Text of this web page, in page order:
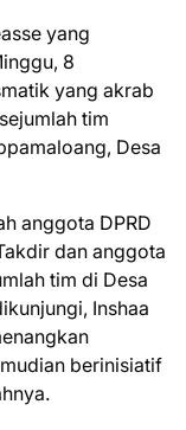
yang
8
yang akrab
tim
Desa
anggota DPRD
dan anggota
tim di Desa
Inshaa
berinisiatif